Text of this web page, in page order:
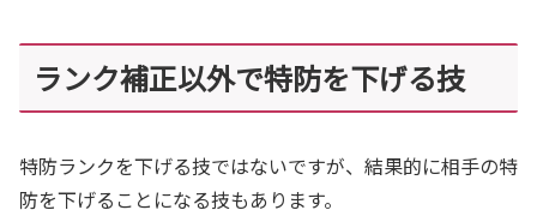
ランク補正以外で特防を下げる技
特防ランクを下げる技ではないですが、結果的に相手の特
防を下げることになる技もあります。